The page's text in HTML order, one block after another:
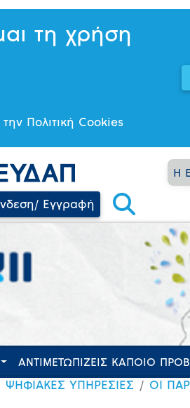
τη χρήση
Πολιτική Cookies
Η
Εγγραφή
ΑΝΤΙΜΕΤΩΠΙΖΕΙΣ ΚΑΠΟΙΟ
ΨΗΦΙΑΚΕΣ ΥΠΗΡΕΣΙΕΣ ΟΙ